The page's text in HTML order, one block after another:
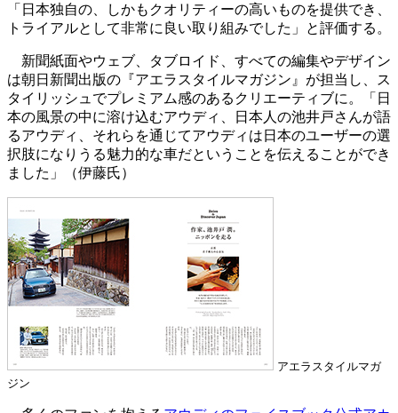
「日本独自の、しかもクオリティーの高いものを提供でき、
トライアルとして非常に良い取り組みでした」と評価する。
新聞紙面やウェブ、タブロイド、すべての編集やデザイン
は朝日新聞出版の『アエラスタイルマガジン』が担当し、ス
タイリッシュでプレミアム感のあるクリエーティブに。「日
本の風景の中に溶け込むアウディ、日本人の池井戸さんが語
るアウディ、それらを通じてアウディは日本のユーザーの選
択肢になりうる魅力的な車だということを伝えることができ
ました」（伊藤氏）
アエラスタイルマガ
ジン